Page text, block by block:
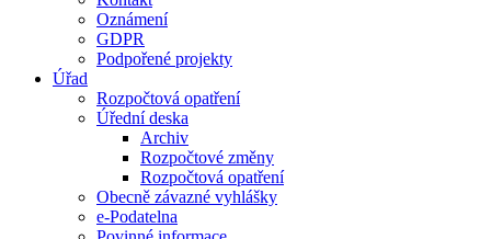
Oznámení
GDPR
Podpořené projekty
Úřad
Rozpočtová opatření
Úřední deska
Archiv
Rozpočtové změny
Rozpočtová opatření
Obecně závazné vyhlášky
e-Podatelna